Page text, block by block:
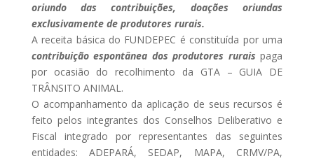
oriundo das contribuições, doações oriundas
exclusivamente de produtores rurais.
A receita básica do FUNDEPEC é constituída por uma
contribuição espontânea dos produtores rurais paga
por ocasião do recolhimento da GTA – GUIA DE
TRÂNSITO ANIMAL.
O acompanhamento da aplicação de seus recursos é
feito pelos integrantes dos Conselhos Deliberativo e
Fiscal integrado por representantes das seguintes
entidades: ADEPARÁ, SEDAP, MAPA, CRMV/PA,